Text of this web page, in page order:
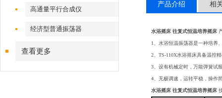
高通量平行合成仪
经济型普通振荡器
查看更多
产品介绍 相
水浴摇床 往复式恒温培养摇床
1、水浴恒温振荡器是一种培养
2、TS-110X水浴摇床具备温控
3、设有机械定时，万能弹簧试
4、无极调速，运转平稳，操作
水浴摇床 往复式恒温培养摇床